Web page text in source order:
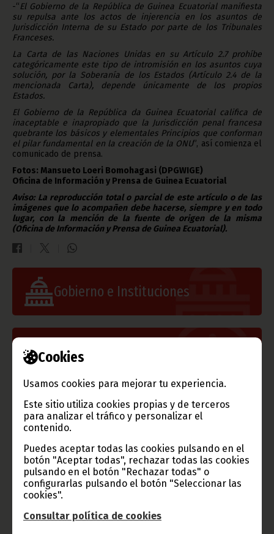
Cookies
Usamos cookies para mejorar tu experiencia.
Este sitio utiliza cookies propias y de terceros
para analizar el tráfico y personalizar el
contenido.
Puedes aceptar todas las cookies pulsando en el
botón "Aceptar todas", rechazar todas las cookies
pulsando en el botón "Rechazar todas" o
configurarlas pulsando el botón "Seleccionar las
cookies".
Consultar política de cookies
-“El Gobierno de la República de Guinea Ecuatorial manifiesta
su repulsa ante los actos de injerencia en los asuntos de
Jurisdicción Interna de su Estado por parte de los Tribunales
Franceses.
La Carta de las Naciones Unidas en su Artículo 2.7 prohíbe
categóricamente este tipo de intromisión en los asuntos cuya
solución, por la Soberanía de los Estados (Artículo 2.4 de la
mencionada Carta), depende únicamente de los propios
Estados.
El Gobierno de la República da Guinea Ecuatorial califica de
inaceptable e inapropiado que la Jurisdicción penal francesa
quebrante los básicos y elementales Principios que conforman
el pilar fundamental en la creación de la ONU”, así comienza el
comunicado de prensa.
Fotos: Mansueto Loeri Bomohagasi (DPGWIGE)
Oficina de Información y Prensa de Guinea Ecuatorial
Aviso: La reproducción total o parcial de este artículo o de las
imágenes que lo acompañen debe hacerse, siempre y en todo
lugar, con la mención de la fuente de origen de la misma
(Oficina de Información y Prensa de Guinea Ecuatorial).
Gobierno e Instituciones
Información de Guinea Ecuatorial
TVGE
Radio Nacional de Guinea
Ecuatorial
Haz click aquí para escuchar ahora